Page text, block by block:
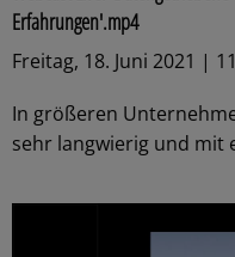
Erfahrungen'.mp4
Freitag, 18. Juni 2021 |
In größeren
sehr langwierig und mit